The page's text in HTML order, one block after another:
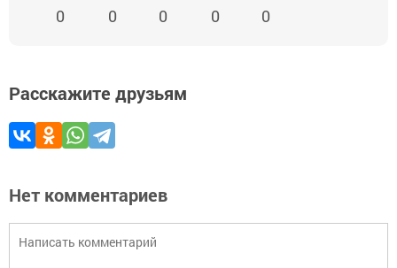
0 0 0 0 0
Расскажите друзьям
Нет комментариев